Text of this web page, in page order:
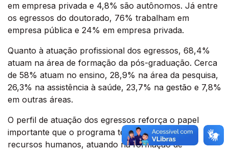
em empresa privada e 4,8% são autônomos. Já entre
os egressos do doutorado, 76% trabalham em
empresa pública e 24% em empresa privada.
Quanto à atuação profissional dos egressos, 68,4%
atuam na área de formação da pós-graduação. Cerca
de 58% atuam no ensino, 28,9% na área da pesquisa,
26,3% na assistência à saúde, 23,7% na gestão e 7,8%
em outras áreas.
O perfil de atuação dos egressos reforça o papel
importante que o programa tem na formação de
recursos humanos, atuando na formação de